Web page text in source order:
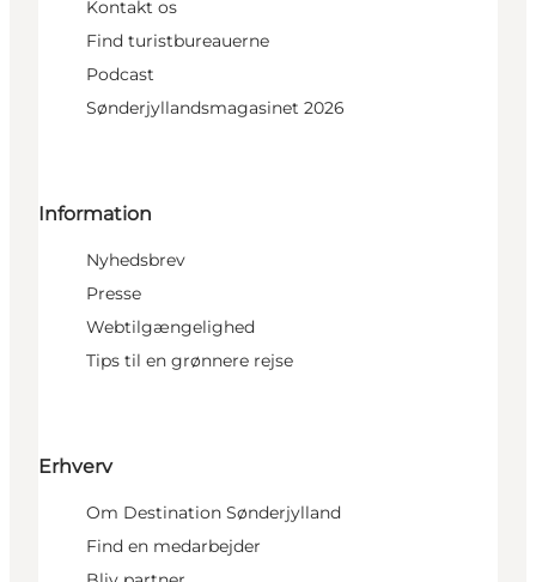
Kontakt os
Find turistbureauerne
Podcast
Sønderjyllandsmagasinet 2026
Information
Nyhedsbrev
Presse
Webtilgængelighed
Tips til en grønnere rejse
Erhverv
Om Destination Sønderjylland
Find en medarbejder